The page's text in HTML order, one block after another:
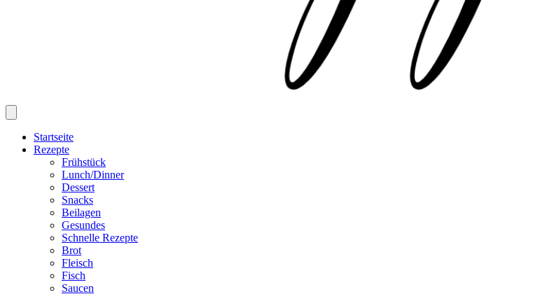
Startseite
Rezepte
Frühstück
Lunch/Dinner
Dessert
Snacks
Beilagen
Gesundes
Schnelle Rezepte
Brot
Fleisch
Fisch
Saucen